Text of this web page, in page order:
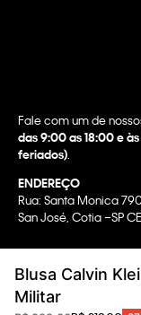
Blusa Calvin
Militar
Fale com um de
das 9:00 as 18:00 e
feriados)
ENDEREÇO
Rua: Santa Monica 790
San José, Cotia –SP
WBR INDUSTRIA E
CNPJ 07.296.319/